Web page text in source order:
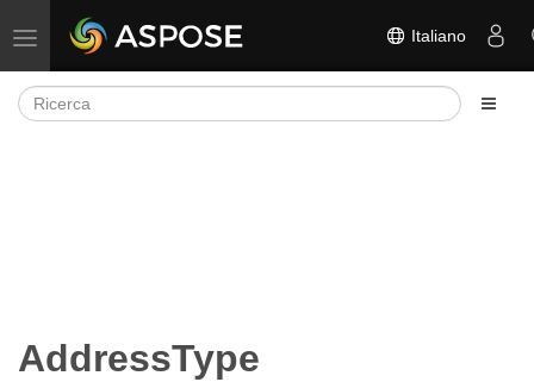
Attiva/disattiva la navigazione Italiano
AddressType